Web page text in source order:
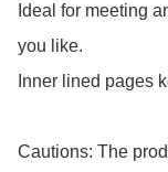
Ideal for meeting
you like.
Inner lined pages
Cautions: The